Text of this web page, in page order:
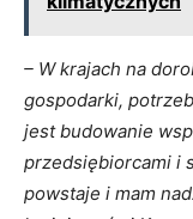
– W krajach na
gospodarki,
jest budowanie
przedsiębiorcami i
powstaje i mam